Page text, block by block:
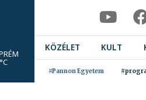
KÖZÉLET KULT
#Pannon Egyetem